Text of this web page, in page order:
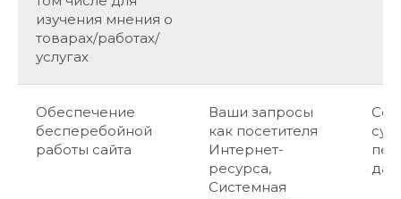
изучения мнения о
товарах/работах/
услугах
Обеспечение
бесперебойной
работы сайта
Ваши запросы
как посетителя
Интернет-
ресурса,
Системная